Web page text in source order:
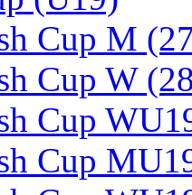
Cup M
Cup W
Cup
Cup